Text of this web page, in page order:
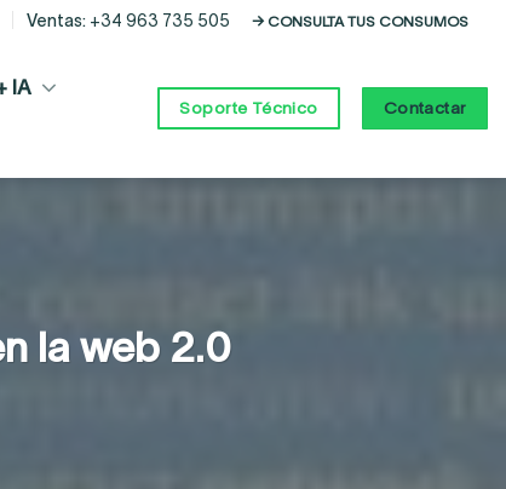
Ventas: +34 963 735 505 → CONSULTA TUS CONSUMOS
IA
Soporte Técnico Contactar
la web 2.0